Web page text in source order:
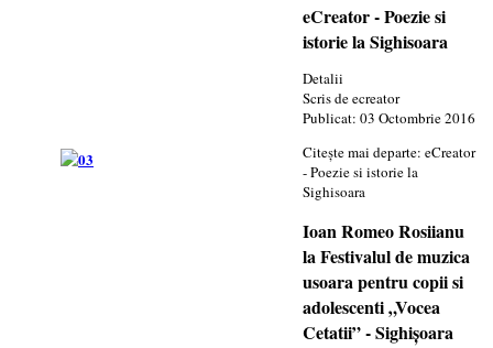
eCreator - Poezie si
istorie la Sighisoara
Detalii
Scris deecreator
Publicat: 03 Octombrie 2016
Citește mai departe: eCreator
- Poezie si istorie la
Sighisoara
Ioan Romeo Rosiianu
la Festivalul de muzica
usoara pentru copii si
adolescenti „Vocea
Cetatii” - Sighișoara